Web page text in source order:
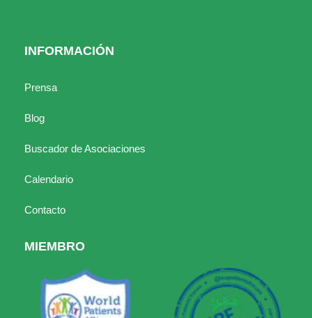
INFORMACIÓN
Prensa
Blog
Buscador de Asociaciones
Calendario
Contacto
MIEMBRO